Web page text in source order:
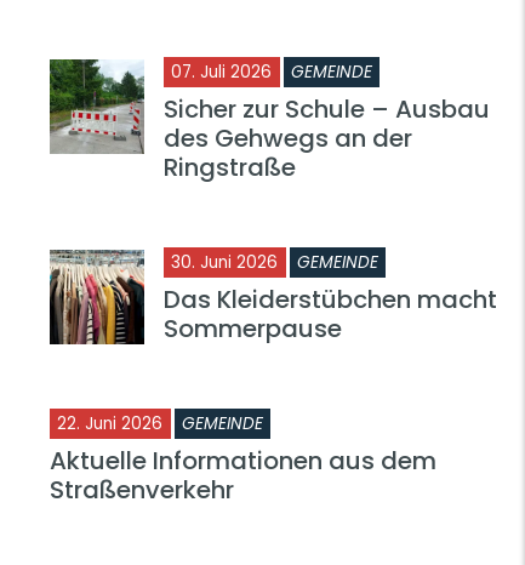
07. Juli 2026 GEMEINDE
Sicher zur Schule – Ausbau
des Gehwegs an der
Ringstraße
30. Juni 2026 GEMEINDE
Das Kleiderstübchen macht
Sommerpause
22. Juni 2026 GEMEINDE
Aktuelle Informationen aus dem
Straßenverkehr